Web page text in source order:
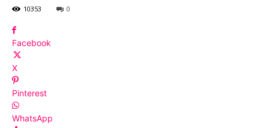
10353 0
Facebook
X
Pinterest
WhatsApp